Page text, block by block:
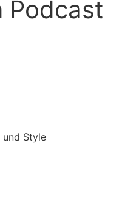
Podcast
und Style